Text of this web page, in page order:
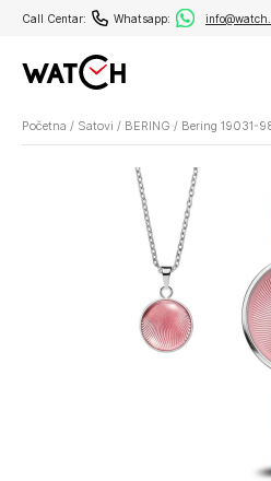
Call Centar: Whatsapp:
Početna / Satovi / BERING / Bering 19031-